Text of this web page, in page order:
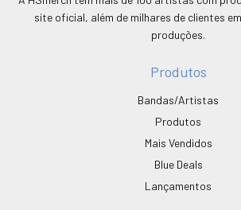
site oficial, além de milhares de clientes
produções.
Produtos
Bandas/Artistas
Produtos
Mais Vendidos
Blue Deals
Lançamentos